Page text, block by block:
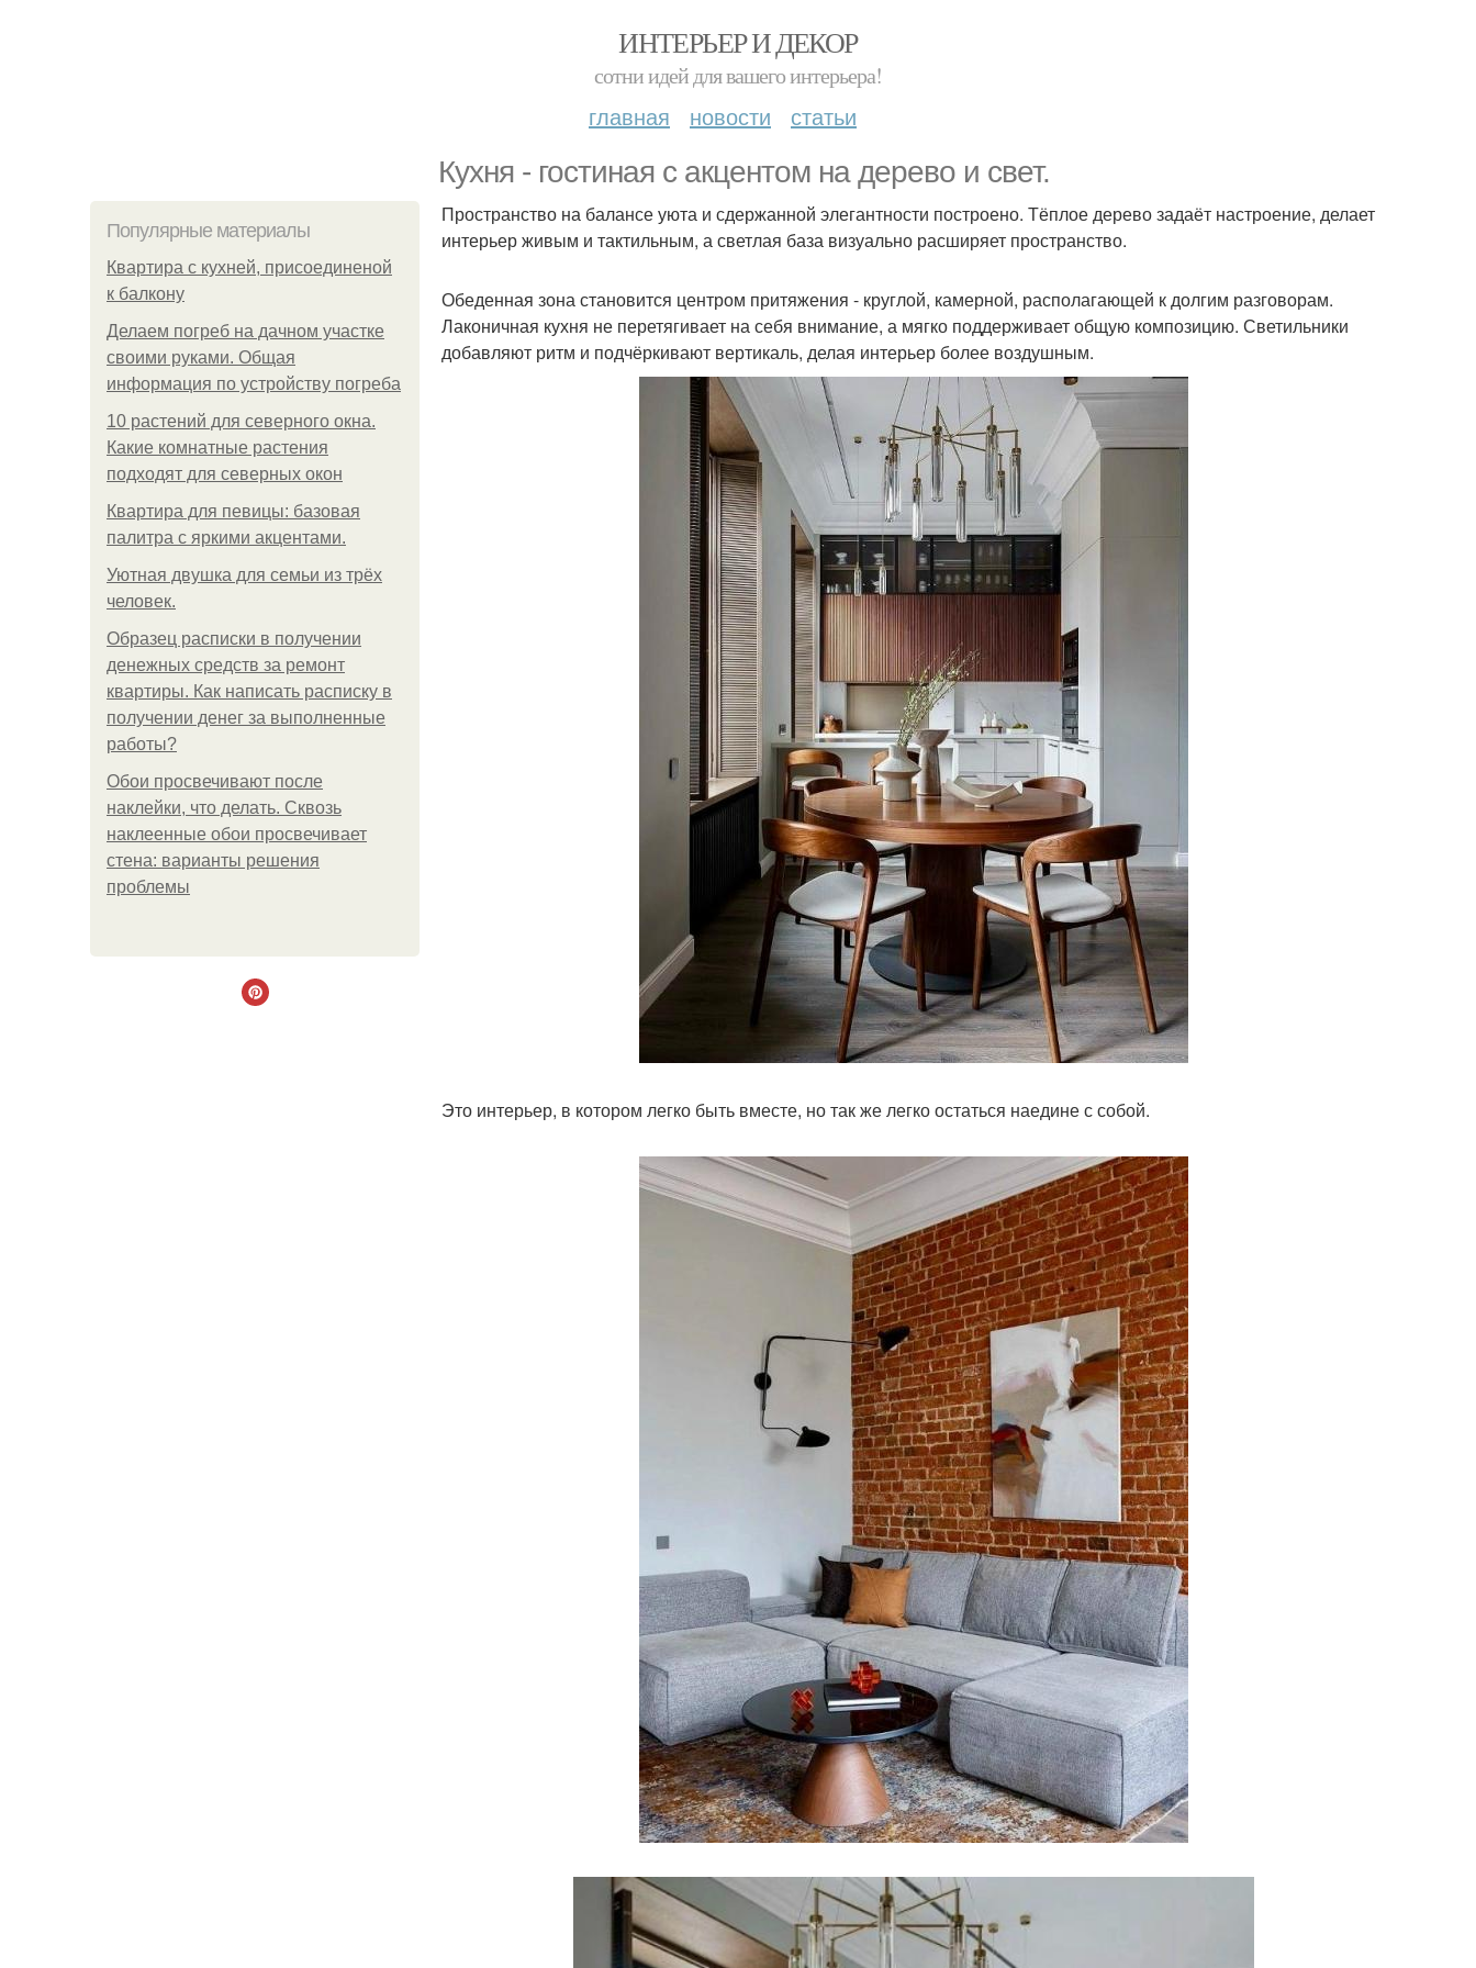
ИНТЕРЬЕР И ДЕКОР
сотни идей для вашего интерьера!
главная новости статьи
Кухня - гостиная с акцентом на дерево и свет.
Популярные материалы
Квартира с кухней, присоединеной
к балкону
Делаем погреб на дачном участке
своими руками. Общая
информация по устройству погреба
10 растений для северного окна.
Какие комнатные растения
подходят для северных окон
Квартира для певицы: базовая
палитра с яркими акцентами.
Уютная двушка для семьи из трёх
человек.
Образец расписки в получении
денежных средств за ремонт
квартиры. Как написать расписку в
получении денег за выполненные
работы?
Обои просвечивают после
наклейки, что делать. Сквозь
наклеенные обои просвечивает
стена: варианты решения
проблемы
Пространство на балансе уюта и сдержанной элегантности построено. Тёплое дерево задаёт настроение, делает
интерьер живым и тактильным, а светлая база визуально расширяет пространство.
Обеденная зона становится центром притяжения - круглой, камерной, располагающей к долгим разговорам.
Лаконичная кухня не перетягивает на себя внимание, а мягко поддерживает общую композицию. Светильники
добавляют ритм и подчёркивают вертикаль, делая интерьер более воздушным.
Это интерьер, в котором легко быть вместе, но так же легко остаться наедине с собой.